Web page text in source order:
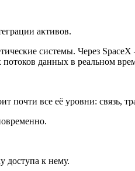
активов.
системы. Через
данных в реальном
все её уровни: связь,
доступа к нему.